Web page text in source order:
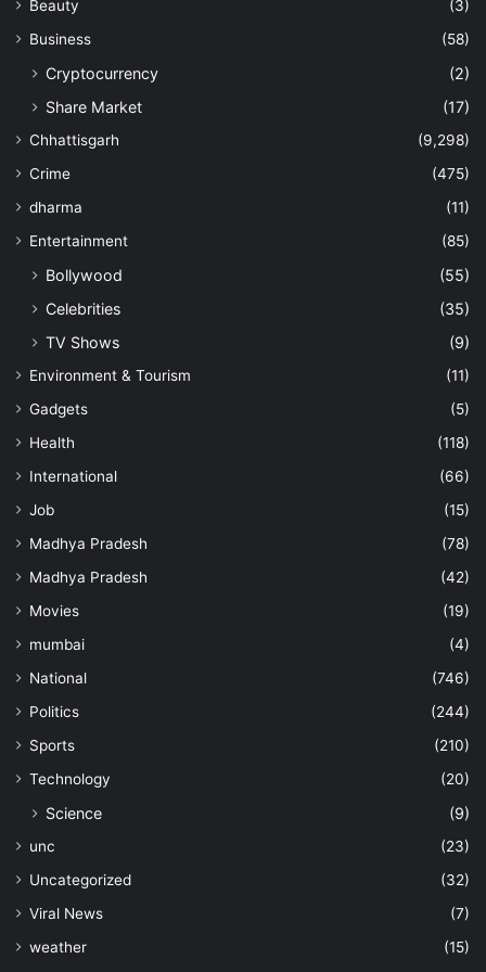
बनाया था। इस दौरान अमृतपाल ने खुद को जरनैल सिंह भिंडरांवाला का अनुयायी
बताते हुए सिख युवाओं को अगली जंग के लिए तैयार होने का आह्वान किया था।
इसके बाद खुफिया एजेंसियां सतर्क हो गई थी। उसके बारे में जांच शुरू की गई।
खालिस्तानी विचारधारा का पाठ उसे दुबई में ही पढ़ाया गया है।
Beauty
(3)
Business
(58)
Cryptocurrency
(2)
Share Market
(17)
Chhattisgarh
(9,298)
Crime
(475)
dharma
(11)
Entertainment
(85)
Bollywood
(55)
Celebrities
(35)
TV Shows
(9)
Environment & Tourism
(11)
Gadgets
(5)
Health
(118)
International
(66)
Job
(15)
Madhya Pradesh
(78)
Madhya Pradesh
(42)
Movies
(19)
mumbai
(4)
National
(746)
Politics
(244)
Sports
(210)
Technology
(20)
Science (9)
unc
(23)
Uncategorized
(32)
Viral News
(7)
weather
(15)